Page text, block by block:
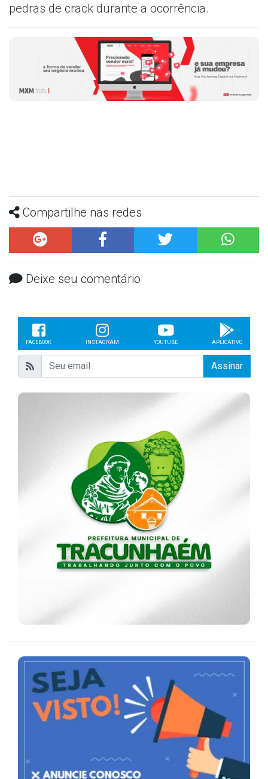
pedras de crack durante a ocorrência.
Compartilhe nas redes
Deixe seu comentário
FACEBOOK INSTAGRAM YOUTUBE APLICATIVO
Assinar